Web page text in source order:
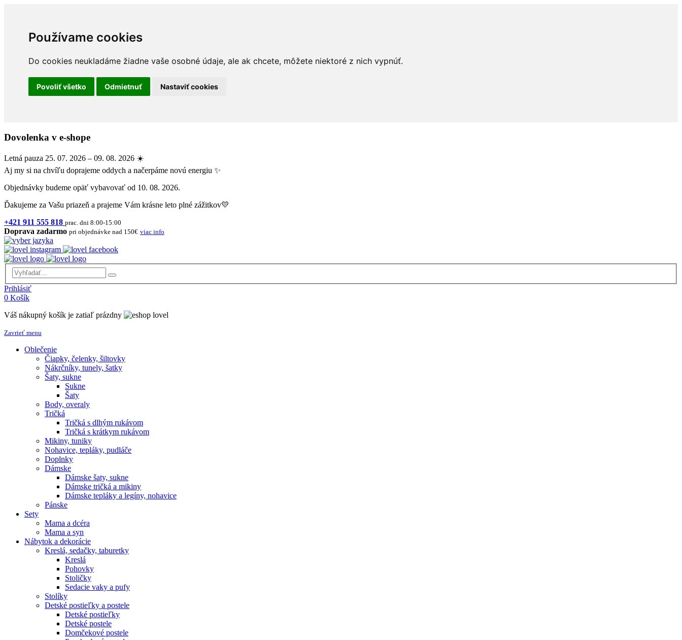
Používame cookies
Do cookies neukladáme žiadne vaše osobné údaje, ale ak chcete, môžete niektoré z nich vypnúť.
Povoliť všetko Odmietnuť Nastaviť cookies
Dovolenka v e-shope
Letná pauza 25. 07. 2026 – 09. 08. 2026 ☀️
Aj my si na chvíľu doprajeme oddych a načerpáme novú energiu ✨
Objednávky budeme opäť vybavovať od 10. 08. 2026.
Ďakujeme za Vašu priazeň a prajeme Vám krásne leto plné zážitkov💛
+421 911 555 818 prac. dni 8:00-15:00
Doprava zadarmo pri objednávke nad 150€ viac info
Prihlásiť
0 Košík
Váš nákupný košík je zatiaľ prázdny
Zavrieť menu
Oblečenie
Čiapky, čelenky, šiltovky
Nákrčníky, tunely, šatky
Šaty, sukne
Sukne
Šaty
Body, overaly
Tričká
Tričká s dlhým rukávom
Tričká s krátkym rukávom
Mikiny, tuniky
Nohavice, tepláky, pudláče
Doplnky
Dámske
Dámske šaty, sukne
Dámske tričká a mikiny
Dámske tepláky a legíny, nohavice
Pánske
Sety
Mama a dcéra
Mama a syn
Nábytok a dekorácie
Kreslá, sedačky, taburetky
Kreslá
Pohovky
Stoličky
Sedacie vaky a pufy
Stolíky
Detské postieľky a postele
Detské postieľky
Detské postele
Domčekové postele